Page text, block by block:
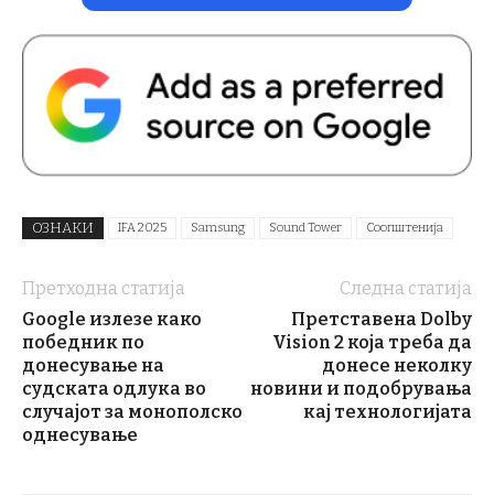
ОЗНАКИ IFA 2025 Samsung Sound Tower Соопштенија
Претходна статија
Google излезе како
победник по
донесување на
судската одлука во
случајот за монополско
однесување
Следна статија
Претставена Dolby
Vision 2 која треба да
донесе неколку
новини и подобрувања
кај технологијата